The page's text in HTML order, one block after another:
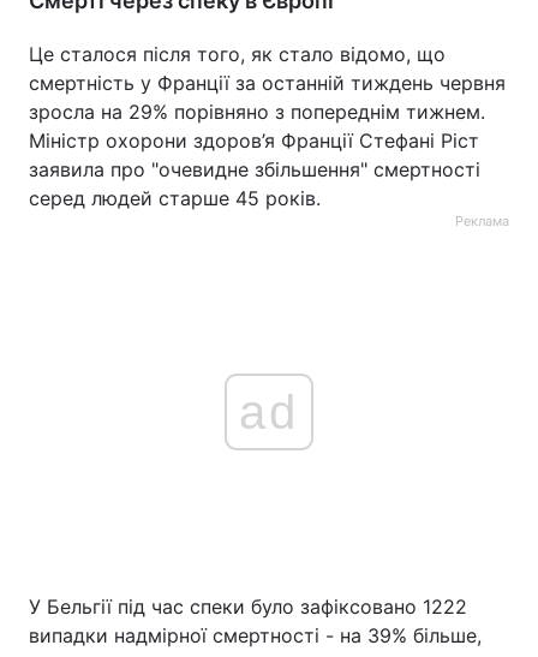
Це сталося після того, як стало відомо, що
смертність у Франції за останній тиждень червня
зросла на 29% порівняно з попереднім тижнем.
Міністр охорони здоров’я Франції Стефані Ріст
заявила про "очевидне збільшення" смертності
серед людей старше 45 років.
Реклама
ad
У Бельгії під час спеки було зафіксовано 1222
випадки надмірної смертності - на 39% більше,